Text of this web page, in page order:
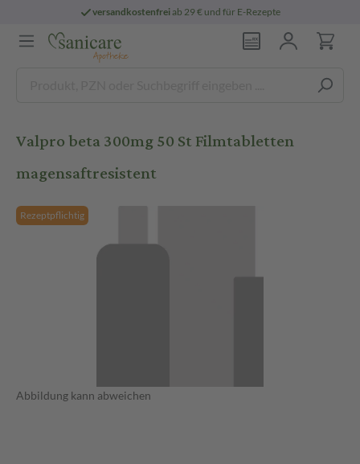
versandkostenfreiab 29 € und für E-Rezepte
Valpro beta 300mg 50 St Filmtabletten
magensaftresistent
Rezeptpflichtig
Abbildung kann abweichen